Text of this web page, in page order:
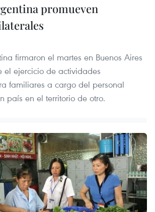
promueven
firmaron el martes en Buenos Aires
el ejercicio de actividades
familiares a cargo del personal
país en el territorio de otro.